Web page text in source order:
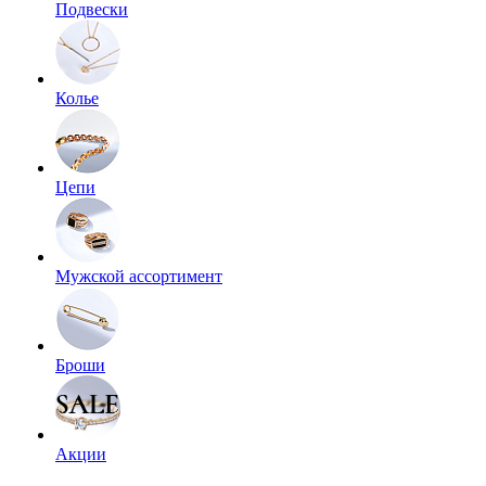
Подвески
Колье
Цепи
Мужской ассортимент
Броши
Акции